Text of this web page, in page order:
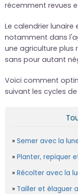
récemment revues
Le calendrier lunaire
notamment dans
une agriculture plus
sans pour autant
Voici comment
suivant les cycles de
Semer avec la
Planter, repiquer
Récolter avec la
Tailler et élaguer